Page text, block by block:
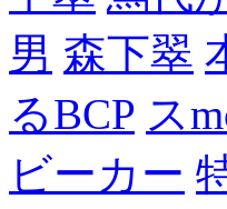
男 森下翠
るBCP ス
ビーカー